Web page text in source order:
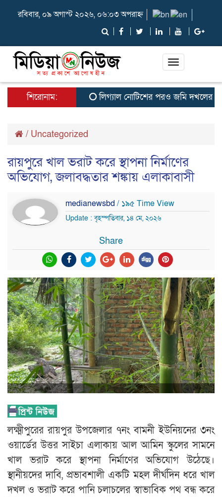
রবিবার, ০৯ অগাস্ট ২০২৬, ০৬:০৩ অপরাহ্ন
Toggle
শিরোনাম:
লিগ্যাল নোটিশের পরও জমি দখলের
/ Uncategorized
রায়পুরে খাল ভরাট করে স্থাপনা নির্মাণের
অভিযোগ, জলাবদ্ধতার শঙ্কায় এলাকাবাসী
medianewsbd / ১৯৫ Time View
Update : বৃহস্পতিবার, ১৪ মে, ২০২৬
Share
লক্ষ্মীপুরের রায়পুর উপজেলার ৭নং বামনী ইউনিয়নের ৩নং
ওয়ার্ডের উত্তর সাইচা এলাকায় আল আমিন স্কুলের সামনে
খাল ভরাট করে স্থাপনা নির্মাণের অভিযোগ উঠেছে।
স্থানীয়দের দাবি, প্রভাবশালী একটি মহল দীর্ঘদিন ধরে খাল
দখল ও ভরাট করে পানি চলাচলের স্বাভাবিক পথ বন্ধ করে